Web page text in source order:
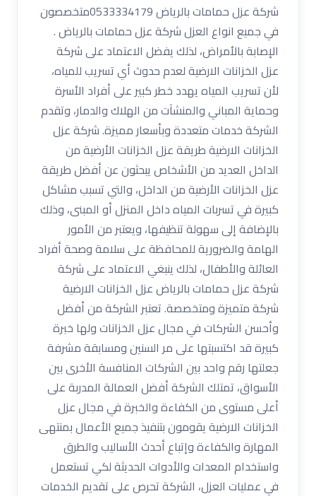
شركة عزل حمامات بالرياض 0533334179متخصصون
في جميع انواع العزل شركة عزل حمامات بالرياض .
الإصابة بالأمراض، لذلك يفضل الاعتماد على شركة
عزل الخزانات الارضية لعدم حدوث أي تسريب للمياه،
لأن تسريب المياه يهدد خطر كبير على أفراد الأسرة
وحماية المباني والمنشآت من الهلاك والدمار، وتقدم
الشركة خدمات متعددة وبأسعار مميزة. شركة عزل
الخزانات الارضية طريقة عزل الخزانات الأرضية من
الداخل العديد من الأشخاص يبحثون عن أفضل طريقة
عزل الخزانات الأرضية من الداخل، والتي تسبب مشاكل
كبيرة في تسربات المياه داخل المنزل أو المبنى، وذلك
بالإضافة إلى سهولة تنظيفها، ويعتبر من الأمور
الهامة والضرورية للمحافظة على سلامة وصحة أفراد
العائلة والأطفال، لذلك ينبغي الاعتماد على شركة
شركة عزل حمامات بالرياض عزل الخزانات الارضية
شركة متميزة ومتخصصة. تعتبر الشركة من أفضل
وأحسن الشركات في مجال عزل الخزانات ولها خبرة
كبيرة قد اكتسبتها على مر السنين ومسابقة مشرفة
جعلتها رقم واحد بين الشركات المنافسة الأخرى بين
الأسواق، تمتلك الشركة أفضل العمالة المدربة على
أعلى مستوى من الكفاءة والخبرة في مجال عزل
الخزانات الارضية يقومون بتنفيذ جميع الأعمال بمنتهى
المهارة والكفاءة وإتباع أحدث الأساليب والطرق
واستخدام المعدات والأدوات الحديثة لكي تستعمل
في عمليات العزل، الشركة تحرص على تقديم الخدمات